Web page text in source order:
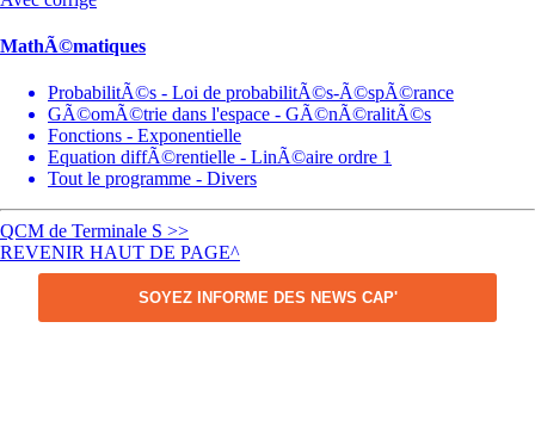
MathÃ©matiques
ProbabilitÃ©s - Loi de probabilitÃ©s-Ã©spÃ©rance
GÃ©omÃ©trie dans l'espace - GÃ©nÃ©ralitÃ©s
Fonctions - Exponentielle
Equation diffÃ©rentielle - LinÃ©aire ordre 1
Tout le programme - Divers
QCM de Terminale S >>
REVENIR HAUT DE PAGE^
SOYEZ INFORME DES NEWS CAP'